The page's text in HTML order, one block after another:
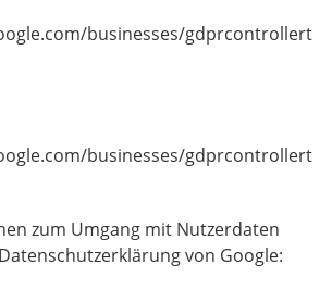
businesses/gdprcontrollert
businesses/gdprcontrollert
zum Umgang mit Nutzerdaten
von Google: